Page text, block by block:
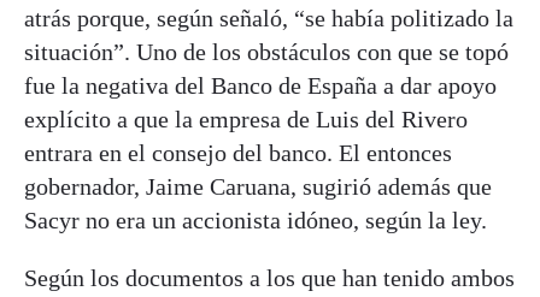
atrás porque, según señaló, “se había politizado la
situación”. Uno de los obstáculos con que se topó
fue la negativa del Banco de España a dar apoyo
explícito a que la empresa de Luis del Rivero
entrara en el consejo del banco. El entonces
gobernador, Jaime Caruana, sugirió además que
Sacyr no era un accionista idóneo, según la ley.
Según los documentos a los que han tenido ambos